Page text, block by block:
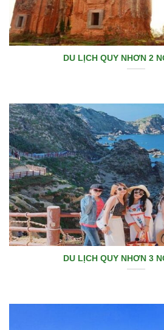
DU LỊCH QUY NHƠN 2
DU LỊCH QUY NHƠN 3